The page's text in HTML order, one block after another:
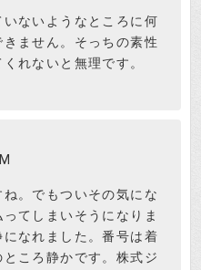
ないようなところに何
ません。そっちの素性
れないと無理です。
。でもついその気にな
てしまいそうになりま
なれました。番号は着
ころ静かです。株式ジ